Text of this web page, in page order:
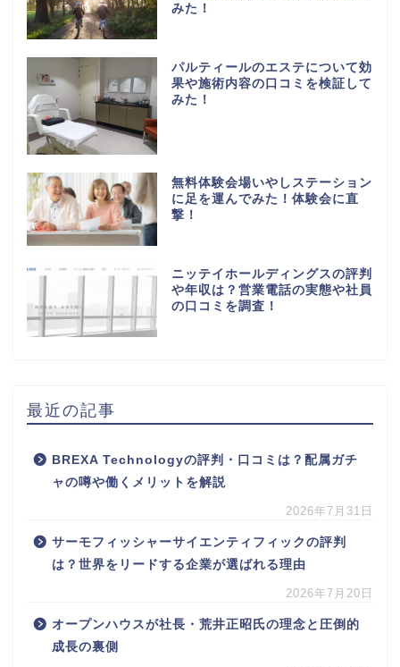
みた！
パルティールのエステについて効
果や施術内容の口コミを検証して
みた！
無料体験会場いやしステーション
に足を運んでみた！体験会に直
撃！
ニッテイホールディングスの評判
や年収は？営業電話の実態や社員
の口コミを調査！
最近の記事
BREXA Technologyの評判・口コミは？配属ガチ
ャの噂や働くメリットを解説
2026年7月31日
サーモフィッシャーサイエンティフィックの評判
は？世界をリードする企業が選ばれる理由
2026年7月20日
オープンハウスが社長・荒井正昭氏の理念と圧倒的
成長の裏側